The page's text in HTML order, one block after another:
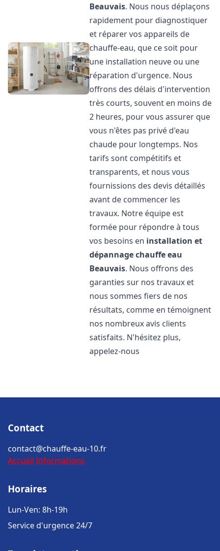
Beauvais. Nous nous déplaçons
rapidement pour diagnostiquer
et réparer vos appareils de
chauffe-eau, que ce soit pour
une installation neuve ou une
réparation d'urgence. Nous
offrons des délais d'intervention
très courts, souvent en moins de
2 heures, pour vous assurer que
vous n'êtes pas privé d'eau
chaude pour longtemps. Nos
tarifs sont compétitifs et
transparents, et nous vous
fournissions des devis détaillés
avant de commencer les
travaux. Notre équipe est
formée pour répondre à tous
vos besoins en installation et
dépannage chauffe eau
Beauvais. Nous offrons des
garanties sur nos travaux et
nous sommes fiers de nos
résultats, comme en témoignent
nos nombreux avis clients
satisfaits. N'hésitez plus,
appelez-nous
Contact
contact@chauffe-eau-10.fr
Accueil Informations
Horaires
Lun-Ven: 8h-19h
Service d'urgence 24/7